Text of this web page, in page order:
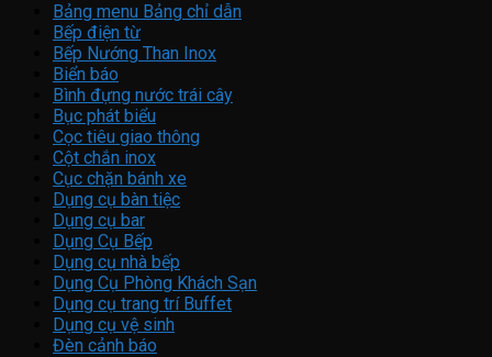
Bảng menu Bảng chỉ dẫn
Bếp điện từ
Bếp Nướng Than Inox
Biển báo
Bình đựng nước trái cây
Bục phát biểu
Cọc tiêu giao thông
Cột chắn inox
Cục chặn bánh xe
Dụng cụ bàn tiệc
Dụng cụ bar
Dụng Cụ Bếp
Dụng cụ nhà bếp
Dụng Cụ Phòng Khách Sạn
Dụng cụ trang trí Buffet
Dụng cụ vệ sinh
Đèn cảnh báo